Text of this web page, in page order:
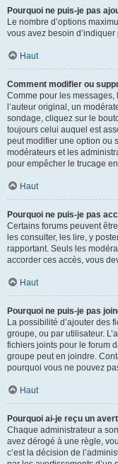
Pourquoi ne puis-je pas
Le nombre d’options
vous avez besoin
Haut
Comment modifier ou
Comme pour les
l’auteur original, un
sondage, cliquez sur le
toujours celui auquel est
peut modifier une option ou
modérateurs et les
pour empêcher le trucage
Haut
Pourquoi ne puis-je pas
Certains forums peuvent
les consulter, les lire, y
rapportant. Seuls les
accorder ces accès, vous
Haut
Pourquoi ne puis-je pas
La possibilité d’ajouter des
groupe, ou par utilisateur.
fichiers joints pour le forum
groupe peut en joindre.
pourquoi vous ne pouvez
Haut
Pourquoi ai-je reçu un
Chaque administrateur a
avez dérogé à une règle,
c’est la décision de